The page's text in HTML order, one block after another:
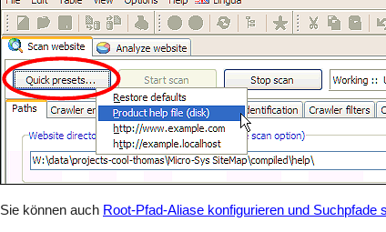
Sie können auch Root-Pfad-Aliase konfigurieren und Suchpfade